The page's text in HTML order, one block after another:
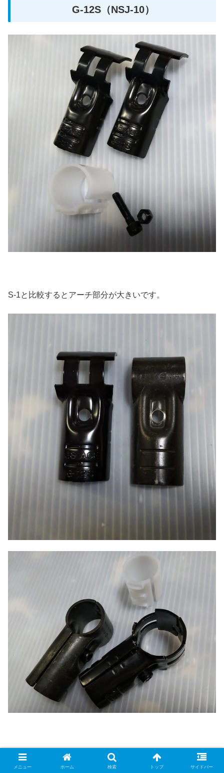
G-12S（NSJ-10）
S-1と比較するとアーチ部分が大きいです。
パイプに樹脂製カラーをセットします。
メニュー ホーム 検索 トップ サイドバー